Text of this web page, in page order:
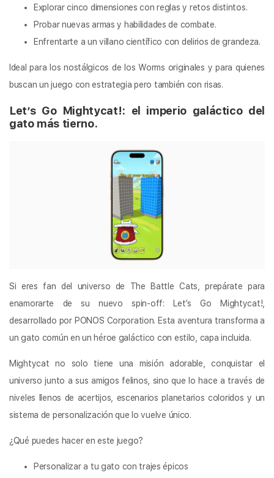
Explorar cinco dimensiones con reglas y retos distintos.
Probar nuevas armas y habilidades de combate.
Enfrentarte a un villano científico con delirios de grandeza.
Ideal para los nostálgicos de los Worms originales y para quienes
buscan un juego con estrategia pero también con risas.
Let’s Go Mightycat!: el imperio galáctico del
gato más tierno.
Si eres fan del universo de The Battle Cats, prepárate para
enamorarte de su nuevo spin-off: Let’s Go Mightycat!,
desarrollado por PONOS Corporation. Esta aventura transforma a
un gato común en un héroe galáctico con estilo, capa incluida.
Mightycat no solo tiene una misión adorable, conquistar el
universo junto a sus amigos felinos, sino que lo hace a través de
niveles llenos de acertijos, escenarios planetarios coloridos y un
sistema de personalización que lo vuelve único.
¿Qué puedes hacer en este juego?
Personalizar a tu gato con trajes épicos